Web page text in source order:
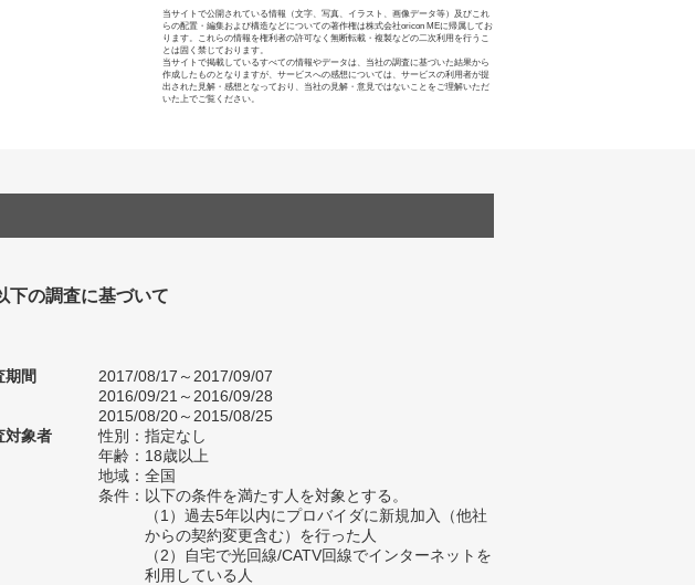
当サイトで公開されている情報（文字、写真、イラスト、画像データ等）及びこれ
らの配置・編集および構造などについての著作権は株式会社oricon MEに帰属してお
ります。これらの情報を権利者の許可なく無断転載・複製などの二次利用を行うこ
とは固く禁じております。
当サイトで掲載しているすべての情報やデータは、当社の調査に基づいた結果から
作成したものとなりますが、サービスへの感想については、サービスの利用者が提
出された見解・感想となっており、当社の見解・意見ではないことをご理解いただ
いた上でご覧ください。
下の調査に基づいて
期間
2017/08/17～2017/09/07
2016/09/21～2016/09/28
2015/08/20～2015/08/25
対象者
性別：指定なし
年齢：18歳以上
地域：全国
条件：以下の条件を満たす人を対象とする。
（1）過去5年以内にプロバイダに新規加入（他社
からの契約変更含む）を行った人
（2）自宅で光回線/CATV回線でインターネットを
利用している人